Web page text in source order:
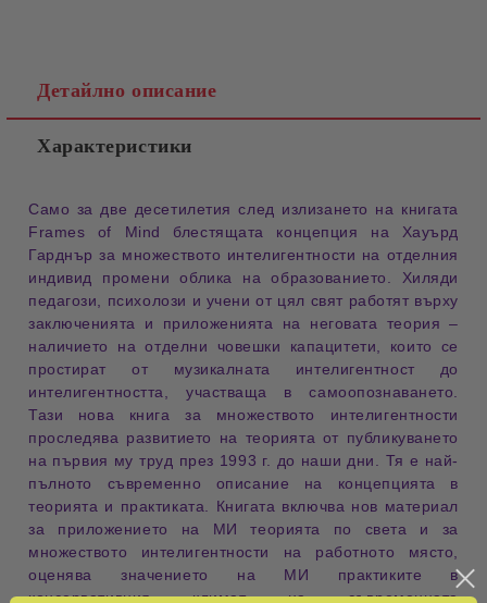
Детайлно описание
Характеристики
Само за две десетилетия след излизането на книгата
Frames of Mind блестящата концепция на Хауърд
Гарднър за множеството интелигентности на отделния
индивид промени облика на образованието. Хиляди
педагози, психолози и учени от цял свят работят върху
заключенията и приложенията на неговата теория –
наличието на отделни човешки капацитети, които се
простират от музикалната интелигентност до
интелигентността, участваща в самоопознаването.
Тази нова книга за множеството интелигентности
проследява развитието на теорията от публикуването
на първия му труд през 1993 г. до наши дни. Тя е най-
пълното съвременно описание на концепцията в
теорията и практиката. Книгата включва нов материал
за приложението на МИ теорията по света и за
множеството интелигентности на работното място,
оценява значението на МИ практиките в
консервативния климат на съвременната